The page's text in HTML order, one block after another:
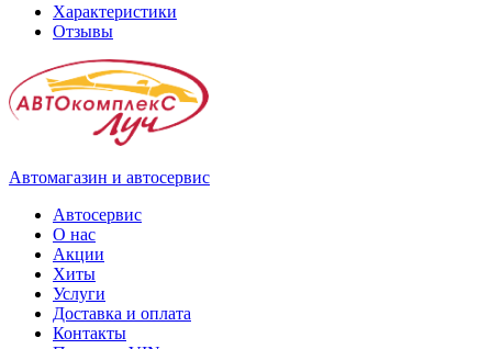
Характеристики
Отзывы
Автомагазин и автосервис
Автосервис
О нас
Акции
Хиты
Услуги
Доставка и оплата
Контакты